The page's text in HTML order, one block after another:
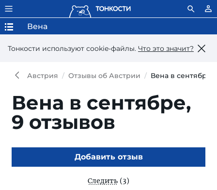
Тонкости используют сookie-файлы. Что это значит?
Вена
Австрия Отзывы об Австрии Вена в сентябре
Вена в сентябре,
9 отзывов
Добавить отзыв
Следить (3)